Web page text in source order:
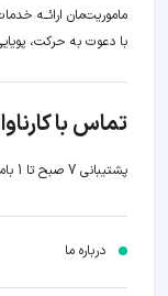
ماموریت‌مان اراﺋــﻪ
با دعوت به حرکت،
تماس با
پشتیبانی 7 صبح تا 1 بامداد:
درباره ما